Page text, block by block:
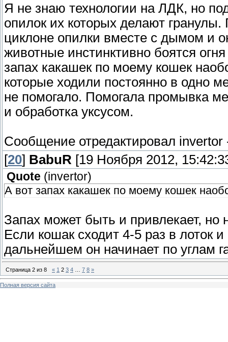
Я не знаю технологии на ЛДК, но
опилок их которых делают
циклоне опилки вместе с дымом и
животные инстинктивно боятся
запах какашек по моему кошек
которые ходили постоянно в одно
не помогало. Помогала промывка
и обработка уксусом.
Сообщение отредактировал invertor
[20] BabuR [19 Ноября 2012,
Quote (invertor)
А вот запах какашек по моему кошек
Запах может быть и привлекает, но
Если кошак сходит 4-5 раз в лоток
дальнейшем он начинает по углам
Страница 2 из 8 « 1 2 3 4 7 8 »
Полная версия сайта